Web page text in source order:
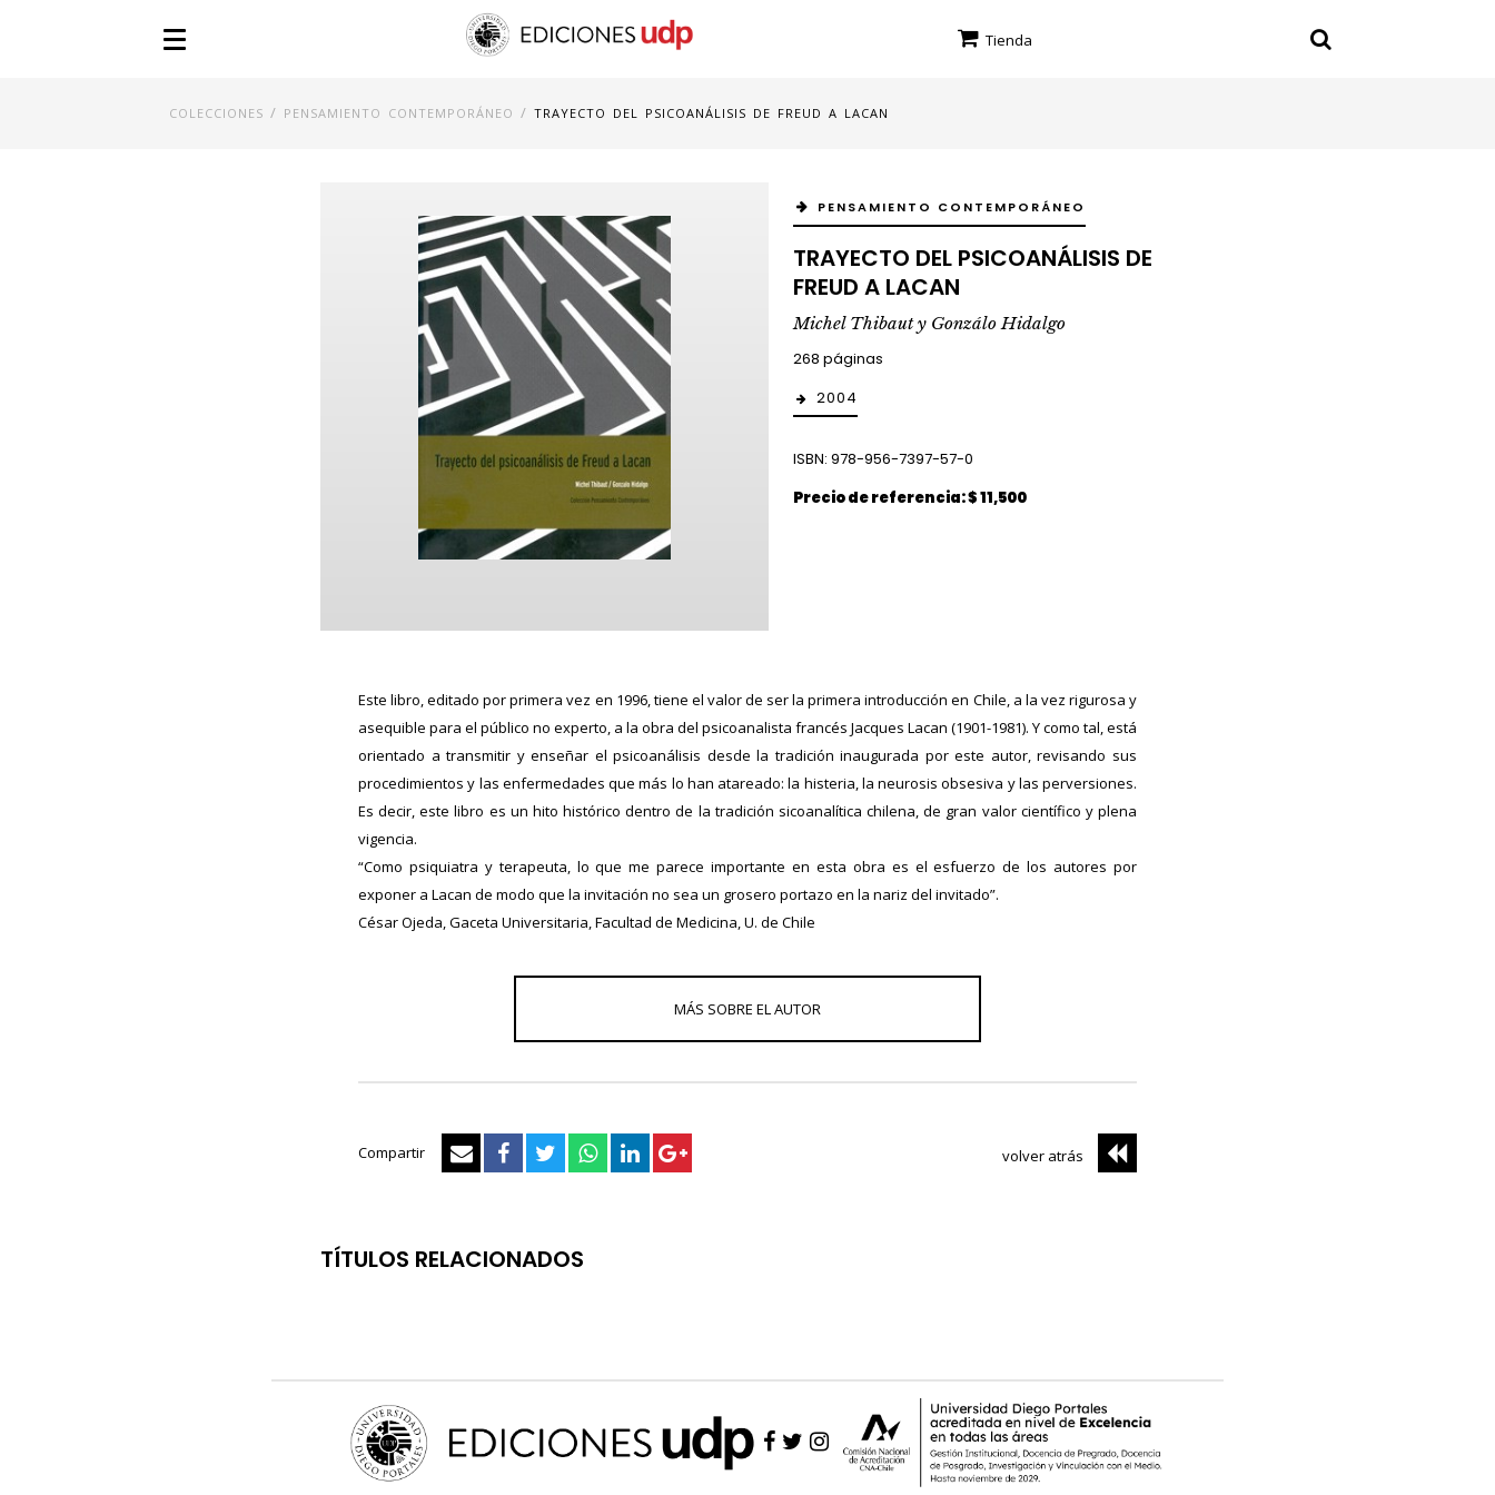
Tienda
COLECCIONES / PENSAMIENTO CONTEMPORÁNEO / TRAYECTO DEL PSICOANÁLISIS DE FREUD A LACAN
PENSAMIENTO CONTEMPORÁNEO
TRAYECTO DEL PSICOANÁLISIS DE
FREUD A LACAN
Michel Thibaut y Gonzálo Hidalgo
268 páginas
2004
ISBN: 978-956-7397-57-0
Precio de referencia: $ 11,500
Este libro, editado por primera vez en 1996, tiene el valor de ser la primera introducción en Chile, a la vez rigurosa y
asequible para el público no experto, a la obra del psicoanalista francés Jacques Lacan (1901-1981). Y como tal, está
orientado a transmitir y enseñar el psicoanálisis desde la tradición inaugurada por este autor, revisando sus
procedimientos y las enfermedades que más lo han atareado: la histeria, la neurosis obsesiva y las perversiones.
Es decir, este libro es un hito histórico dentro de la tradición sicoanalítica chilena, de gran valor científico y plena
vigencia.
“Como psiquiatra y terapeuta, lo que me parece importante en esta obra es el esfuerzo de los autores por
exponer a Lacan de modo que la invitación no sea un grosero portazo en la nariz del invitado”.
César Ojeda, Gaceta Universitaria, Facultad de Medicina, U. de Chile
Compartir volver atrás
TÍTULOS RELACIONADOS